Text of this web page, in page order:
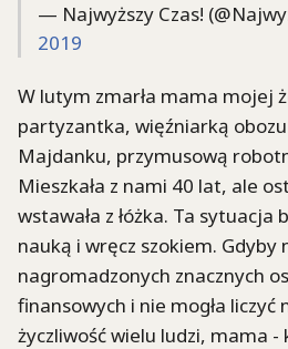
— Najwyższy Czas!
2019
W lutym zmarła mama mojej
partyzantka, więźniarką
Majdanku, przymusową
Mieszkała z nami 40 lat, ale
wstawała z łóżka. Ta sytuacja
nauką i wręcz szokiem. Gdyby
nagromadzonych znacznych
finansowych i nie mogła liczyć
życzliwość wielu ludzi, mama